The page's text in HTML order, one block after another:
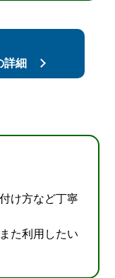
詳細
け方など丁寧
た利用したい